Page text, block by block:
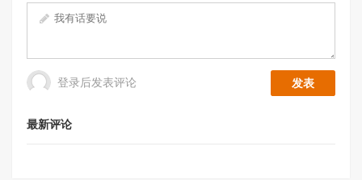
登录后发表评论
最新评论